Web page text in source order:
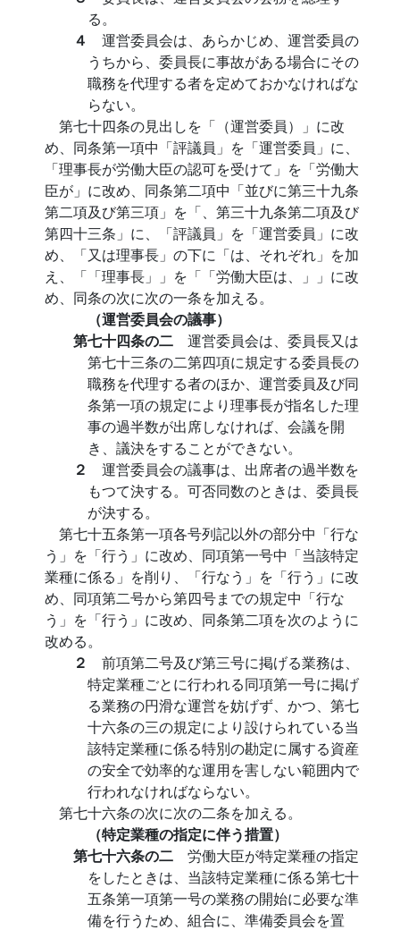
る。
４ 運営委員会は、あらかじめ、運営委員の
うちから、委員長に事故がある場合にその
職務を代理する者を定めておかなければな
らない。
第七十四条の見出しを「（運営委員）」に改
め、同条第一項中「評議員」を「運営委員」に、
「理事長が労働大臣の認可を受けて」を「労働大
臣が」に改め、同条第二項中「並びに第三十九条
第二項及び第三項」を「、第三十九条第二項及び
第四十三条」に、「評議員」を「運営委員」に改
め、「又は理事長」の下に「は、それぞれ」を加
え、「「理事長」」を「「労働大臣は、」」に改
め、同条の次に次の一条を加える。
（運営委員会の議事）
第七十四条の二 運営委員会は、委員長又は
第七十三条の二第四項に規定する委員長の
職務を代理する者のほか、運営委員及び同
条第一項の規定により理事長が指名した理
事の過半数が出席しなければ、会議を開
き、議決をすることができない。
２ 運営委員会の議事は、出席者の過半数を
もつて決する。可否同数のときは、委員長
が決する。
第七十五条第一項各号列記以外の部分中「行な
う」を「行う」に改め、同項第一号中「当該特定
業種に係る」を削り、「行なう」を「行う」に改
め、同項第二号から第四号までの規定中「行な
う」を「行う」に改め、同条第二項を次のように
改める。
２ 前項第二号及び第三号に掲げる業務は、
特定業種ごとに行われる同項第一号に掲げ
る業務の円滑な運営を妨げず、かつ、第七
十六条の三の規定により設けられている当
該特定業種に係る特別の勘定に属する資産
の安全で効率的な運用を害しない範囲内で
行われなければならない。
第七十六条の次に次の二条を加える。
（特定業種の指定に伴う措置）
第七十六条の二 労働大臣が特定業種の指定
をしたときは、当該特定業種に係る第七十
五条第一項第一号の業務の開始に必要な準
備を行うため、組合に、準備委員会を置